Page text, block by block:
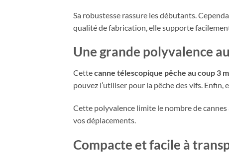
Sa robustesse rassure les débutants.
qualité de fabrication, elle supporte
Une grande polyvalence
Cettecanne télescopique pêche au coup 3 m
pouvez l’utiliser pour la pêche des vifs.
Cette polyvalence limite le nombre de
vos déplacements.
Compacte et facile à